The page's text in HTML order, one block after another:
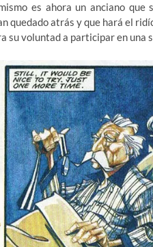
es ahora un anciano
quedado atrás y que hará el
su voluntad a participar en